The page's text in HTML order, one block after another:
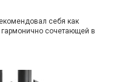
себя как
сочетающей в